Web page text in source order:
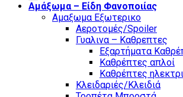
Αμάξωμα – Είδη Φανοποιίας
Αμαξωμα Εξωτερικο
Αεροτομές/Spoiler
Γυαλινα – Καθρεπτες
Εξαρτήματα
Καθρέπτες απλοί
Καθρέπτες
Κλειδαριές/Κλειδιά